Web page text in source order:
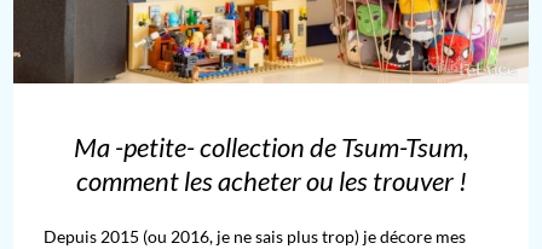
Ma -petite- collection de Tsum-Tsum,
comment les acheter ou les trouver !
Depuis 2015 (ou 2016, je ne sais plus trop) je décore mes